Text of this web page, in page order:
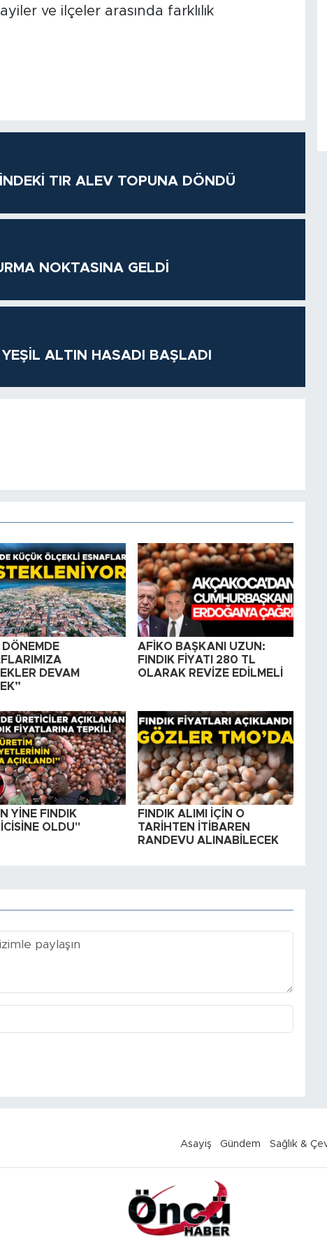
ve ilçeler arasında farklılık
TIR ALEV TOPUNA DÖNDÜ
NOKTASINA GELDİ
YEŞİL ALTIN HASADI BAŞLADI
DÖNEMDE
DEVAM
AFİKO BAŞKANI UZUN:
FINDIK FİYATI 280 TL
OLARAK REVİZE EDİLMELİ
YİNE FINDIK
OLDU"
FINDIK ALIMI İÇİN O
TARİHTEN İTİBAREN
RANDEVU ALINABİLECEK
Asayiş Gündem Sağlık &